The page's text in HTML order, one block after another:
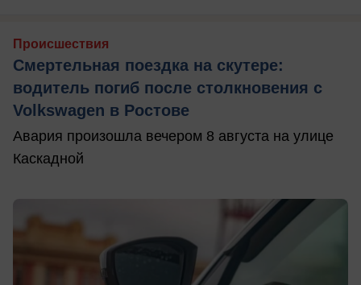
Происшествия
Смертельная поездка на скутере:
водитель погиб после столкновения с
Volkswagen в Ростове
Авария произошла вечером 8 августа на улице
Каскадной